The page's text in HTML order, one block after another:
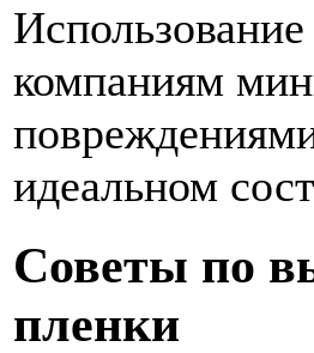
компаниям
идеальном
Советы по
пленки